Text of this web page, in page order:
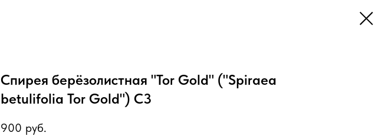
Спирея берёзолистная "Tor Gold" ("Spiraea
betulifolia Tor Gold") С3
900 руб.